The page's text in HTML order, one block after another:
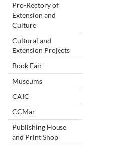
Pro-Rectory of
Extension and
Culture
Cultural and
Extension Projects
Book Fair
Museums
CAIC
CCMar
Publishing House
and Print Shop